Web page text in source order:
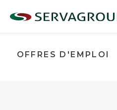
OFFRES D'EMPLOI